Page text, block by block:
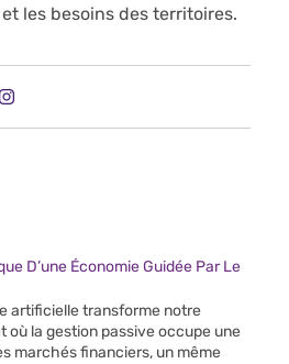
les besoins des territoires.
D’une Économie Guidée Par Le
artificielle transforme notre
où la gestion passive occupe une
marchés financiers, un même